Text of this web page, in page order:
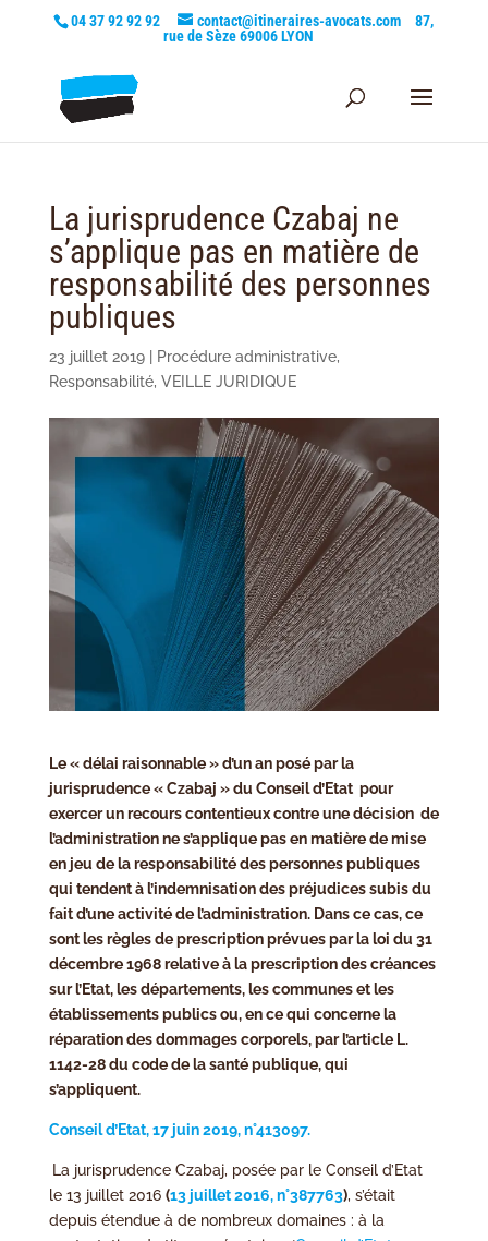
04 37 92 92 92 contact@itineraires-avocats.com
87,
rue de Sèze 69006 LYON
La jurisprudence Czabaj ne
s’applique pas en matière de
responsabilité des personnes
publiques
23 juillet 2019| Procédure administrative,
Responsabilité, VEILLE JURIDIQUE
Le « délai raisonnable » d’un an posé par la
jurisprudence « Czabaj » du Conseil d’Etat pour
exercer un recours contentieux contre une décision de
l’administration ne s’applique pas en matière de mise
en jeu de la responsabilité des personnes publiques
qui tendent à l’indemnisation des préjudices subis du
fait d’une activité de l’administration. Dans ce cas, ce
sont les règles de prescription prévues par la loi du 31
décembre 1968 relative à la prescription des créances
sur l’Etat, les départements, les communes et les
établissements publics ou, en ce qui concerne la
réparation des dommages corporels, par l’article L.
1142-28 du code de la santé publique, qui
s’appliquent.
Conseil d’Etat, 17 juin 2019, n°413097.
La jurisprudence Czabaj, posée par le Conseil d’Etat
le 13 juillet 2016 (13 juillet 2016, n°387763), s’était
depuis étendue à de nombreux domaines : à la